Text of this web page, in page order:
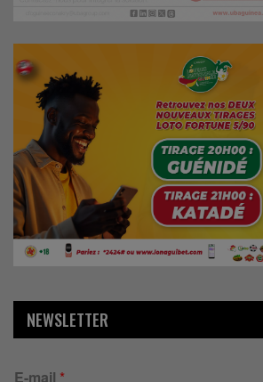
NEWSLETTER
E-mail *